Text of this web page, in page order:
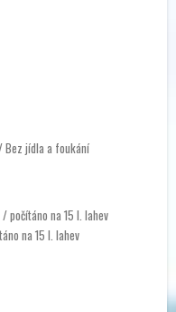
Bez jídla a foukání
počítáno na 15 l. lahev
na 15 l. lahev